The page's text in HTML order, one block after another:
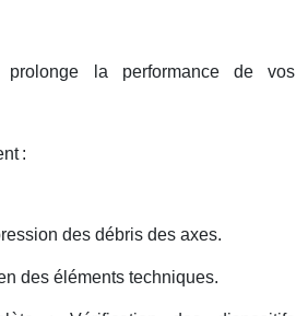
la performance de vos
:
des débris des axes.
des éléments techniques.